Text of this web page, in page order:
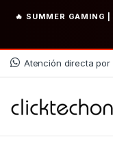
🔥 SUMMER GAMING
Saltar a la navegación
Saltar al contenido
Atención directa por